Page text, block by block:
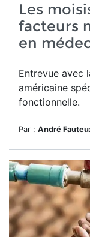
Les
facteurs
en
Entrevue avec
américaine
fonctionnelle.
Par : André